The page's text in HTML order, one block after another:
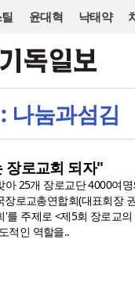
윤대혁 낙태약
나눔과섬김
장로교회 되자"
25개 장로교단 4000여
로교총연합회(대표회장
주제로 <제5회 장로교
적인 역할을..